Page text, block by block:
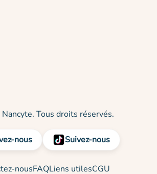
Tous droits réservés.
nous Suivez-nous
nousFAQLiens utilesCGU